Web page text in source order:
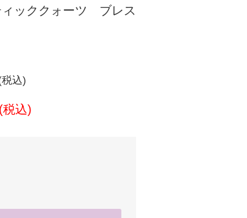
ィッククォーツ ブレス
込)
込)